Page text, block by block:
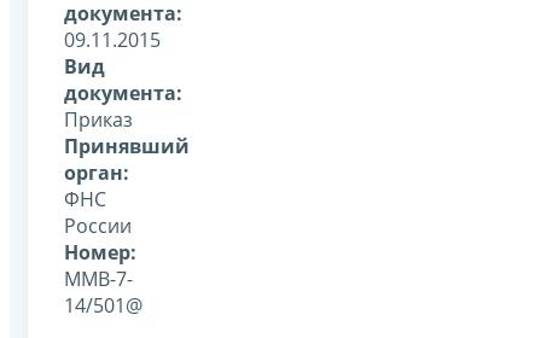
документа:
09.11.2015
Вид
документа:
Приказ
Принявший
орган:
ФНС
России
Номер:
ММВ-7-
14/501@